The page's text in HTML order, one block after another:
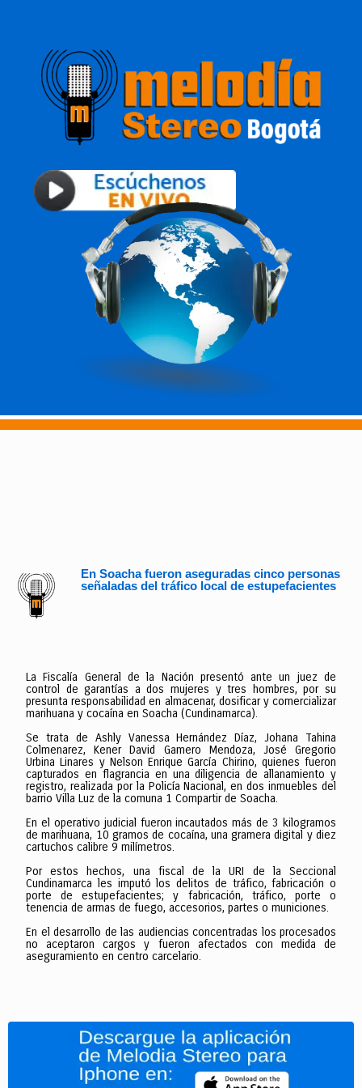
En Soacha fueron aseguradas cinco personas
señaladas del tráfico local de estupefacientes
La Fiscalía General de la Nación presentó ante un juez de
control de garantías a dos mujeres y tres hombres, por su
presunta responsabilidad en almacenar, dosificar y comercializar
marihuana y cocaína en Soacha (Cundinamarca).
Se trata de Ashly Vanessa Hernández Díaz, Johana Tahina
Colmenarez, Kener David Gamero Mendoza, José Gregorio
Urbina Linares y Nelson Enrique García Chirino, quienes fueron
capturados en flagrancia en una diligencia de allanamiento y
registro, realizada por la Policía Nacional, en dos inmuebles del
barrio Villa Luz de la comuna 1 Compartir de Soacha.
En el operativo judicial fueron incautados más de 3 kilogramos
de marihuana, 10 gramos de cocaína, una gramera digital y diez
cartuchos calibre 9 milímetros.
Por estos hechos, una fiscal de la URI de la Seccional
Cundinamarca les imputó los delitos de tráfico, fabricación o
porte de estupefacientes; y fabricación, tráfico, porte o
tenencia de armas de fuego, accesorios, partes o municiones.
En el desarrollo de las audiencias concentradas los procesados
no aceptaron cargos y fueron afectados con medida de
aseguramiento en centro carcelario.